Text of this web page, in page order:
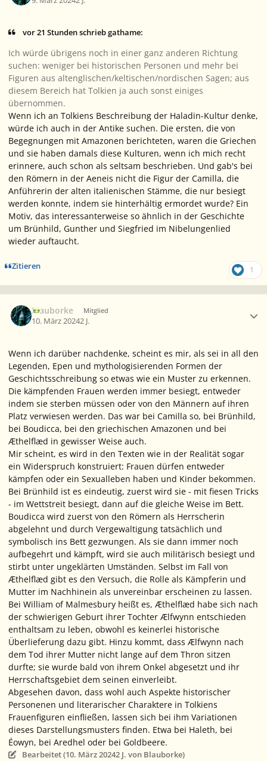
vor 21 Stunden schrieb gathame:
Ich würde übrigens noch in einer ganz anderen Richtung
suchen: weniger bei historischen Personen und mehr bei
Figuren aus altenglischen/keltischen/nordischen Sagen; aus
diesem Bereich hat Tolkien ja auch sonst einiges
übernommen.
Wenn ich an Tolkiens Beschreibung der Haladin-Kultur denke,
würde ich auch in der Antike suchen. Die ersten, die von
Begegnungen mit Amazonen berichteten, waren die Griechen
und sie haben damals diese Kulturen, wenn ich mich recht
erinnere, auch schon als seltsam beschrieben. Und gab's bei
den Römern in der Aeneis nicht die Figur der Camilla, die
Anführerin der alten italienischen Stämme, die nur besiegt
werden konnte, indem sie hinterhältig ermordet wurde? Ein
Motiv, das interessanterweise so ähnlich in der Geschichte
um Brünhild, Gunther und Siegfried im Nibelungenlied
wieder auftaucht.
Zitieren 1
Blauborke Mitglied
10. März 20242 J.
Wenn ich darüber nachdenke, scheint es mir, als sei in all den
Legenden, Epen und mythologisierenden Formen der
Geschichtsschreibung so etwas wie ein Muster zu erkennen.
Die kämpfenden Frauen werden immer besiegt, entweder
indem sie sterben müssen oder von den Männern auf ihren
Platz verwiesen werden. Das war bei Camilla so, bei Brünhild,
bei Boudicca, bei den griechischen Amazonen und bei
Æthelflæd in gewisser Weise auch.
Mir scheint, es wird in den Texten wie in der Realität sogar
ein Widerspruch konstruiert: Frauen dürfen entweder
kämpfen oder ein Sexualleben haben und Kinder bekommen.
Bei Brünhild ist es eindeutig, zuerst wird sie - mit fiesen Tricks
- im Wettstreit besiegt, dann auf die gleiche Weise im Bett.
Boudicca wird zuerst von den Römern als Herrscherin
abgelehnt und durch Vergewaltigung tatsächlich und
symbolisch ins Bett gezwungen. Als sie dann immer noch
aufbegehrt und kämpft, wird sie auch militärisch besiegt und
stirbt unter ungeklärten Umständen. Selbst im Fall von
Æthelflæd gibt es den Versuch, die Rolle als Kämpferin und
Mutter im Nachhinein als unvereinbar erscheinen zu lassen.
Bei William of Malmesbury heißt es, Æthelflæd habe sich nach
der schwierigen Geburt ihrer Tochter Ælfwynn entschieden
enthaltsam zu leben, obwohl es keinerlei historische
Überlieferung dazu gibt. Hinzu kommt, dass Ælfwynn nach
dem Tod ihrer Mutter nicht lange auf dem Thron sitzen
durfte; sie wurde bald von ihrem Onkel abgesetzt und ihr
Herrschaftsgebiet dem seinen einverleibt.
Abgesehen davon, dass wohl auch Aspekte historischer
Personenen und literarischer Charaktere in Tolkiens
Frauenfiguren einfließen, lassen sich bei ihm Variationen
dieses Darstellungsmusters finden. Etwa bei Haleth, bei
Éowyn, bei Aredhel oder bei Goldbeere.
Bearbeitet (10. März 20242 J. von Blauborke)